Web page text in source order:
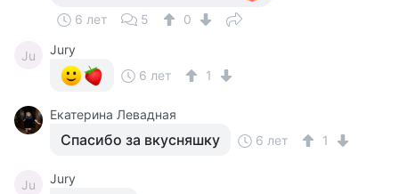
6 лет 5 0
Ju
Jury
6 лет
1
Екатерина Левадная
Спасибо за вкусняшку 6 лет 1
Ju Jury